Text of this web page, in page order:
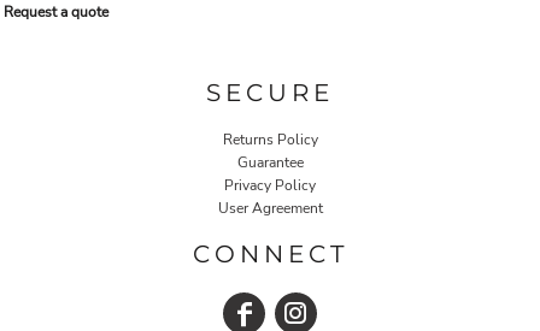
Request a quote
SECURE
Returns Policy
Guarantee
Privacy Policy
User Agreement
CONNECT